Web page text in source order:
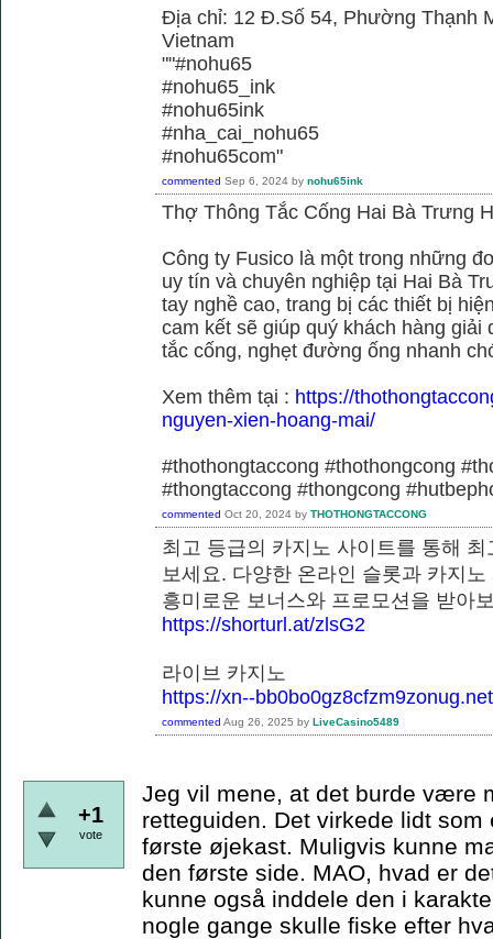
Địa chỉ: 12 Đ.Số 54, Phường Thạnh
Vietnam
""#nohu65
#nohu65_ink
#nohu65ink
#nha_cai_nohu65
#nohu65com"
commented Sep 6, 2024 by nohu65ink
Thợ Thông Tắc Cống Hai Bà Trưng
Công ty Fusico là một trong những
uy tín và chuyên nghiệp tại Hai Bà
tay nghề cao, trang bị các thiết bị
cam kết sẽ giúp quý khách hàng
tắc cống, nghẹt đường ống nhanh
Xem thêm tại : https://
nguyen-xien-hoang-mai/
#thothongtaccong #thothongcong
#thongtaccong #thongcong
commented Oct 20, 2024 by THOTHONGTACCONG
최고 등급의 카지노 사이트를 통해
보세요. 다양한 온라인 슬롯과 카지
흥미로운 보너스와 프로모션
https://shorturl.at/zlsG2
라이브 카지노
https://xn--bb0bo0gz8cfzm9zonug.net
commented Aug 26, 2025 by LiveCasino5489
+1
vote
Jeg vil mene, at det burde være
retteguiden. Det virkede lidt
første øjekast. Muligvis kunne
den første side. MAO, hvad er
kunne også inddele den i
nogle gange skulle fiske efter